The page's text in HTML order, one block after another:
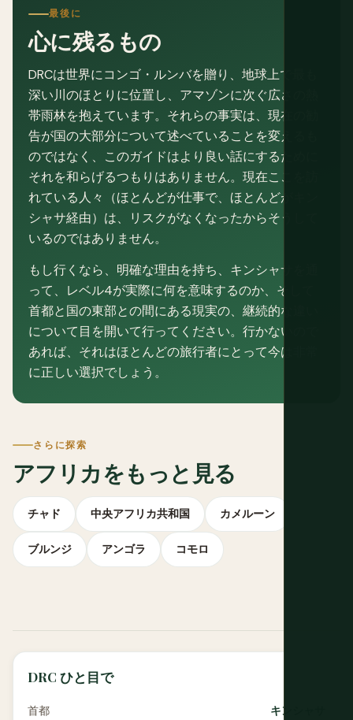
最後に
心に残るもの
DRCは世界にコンゴ・ルンバを贈り、地球上で最も
深い川のほとりに位置し、アマゾンに次ぐ広さの熱
帯雨林を抱えています。それらの事実は、現在の勧
告が国の大部分について述べていることを変えるも
のではなく、このガイドはより良い話にするために
それを和らげるつもりはありません。現在ここを訪
れている人々（ほとんどが仕事で、ほとんどがキン
シャサ経由）は、リスクがなくなったからそうして
いるのではありません。
もし行くなら、明確な理由を持ち、キンシャサを通
って、レベル4が実際に何を意味するのか、そして
首都と国の東部との間にある現実の、継続的な違い
について目を開いて行ってください。行かないので
あれば、それはほとんどの旅行者にとって今は非常
に正しい選択でしょう。
さらに探索
アフリカをもっと見る
チャド 中央アフリカ共和国 カメルーン
ブルンジ アンゴラ コモロ
DRC ひと目で
首都 キンシャサ